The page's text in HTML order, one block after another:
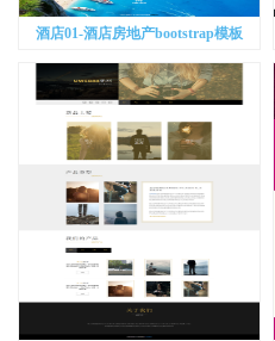
酒店01-酒店房地产bootstrap模板